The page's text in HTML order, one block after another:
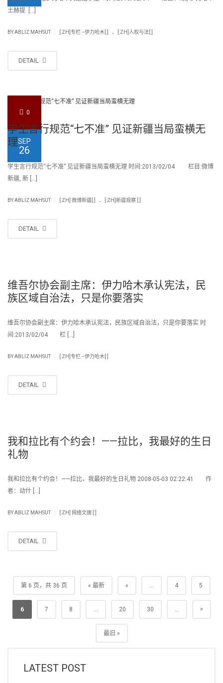
土赫提 […]
BYABLIZ MAHSUT [:ZH]专栏 --伊力哈木[:] . [:ZH]人权与法[:]
DETAIL
0
SEP
26
学生言行规范“七不准” 见证新疆当局蛮横无
理
学生言行规范“七不准” 见证新疆当局蛮横无理 时间:2013/02/04 栏目:微博
新疆, 新 […]
BYABLIZ MAHSUT [:ZH] 微博新疆[:] . [:ZH]新疆观察 [:]
DETAIL
维吾尔协会副主席：伊力哈木承认宪法，民
族区域自治法，只是你要落实
维吾尔协会副主席：伊力哈木承认宪法，民族区域自治法，只是你要落实 时
间:2013/02/04 栏 […]
BYABLIZ MAHSUT [:ZH]专栏 --伊力哈木[:]
DETAIL
我和拉比有个约会！——拉比，我最好的生日
礼物
我和拉比有个约会！——拉比，我最好的生日礼物 2008-05-03 02:22:41 作
者：动什 […]
BYABLIZ MAHSUT [:ZH] 网络文摘 [:]
DETAIL
第 6 页，共 36 页 « 最新 « ... 4 5
6 7 8 ... 20 30 ... »
最旧 »
LATEST POST